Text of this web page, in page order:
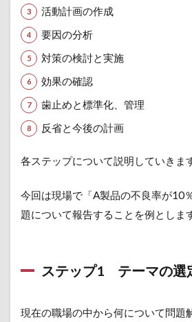
3 活
動計
画の
ステ
4 要
因の
分析
2.5
5 対
策の
2.6
6 効
活動計画の作成
要因の分析
対策の検討と実施
効果の確認
歯止めと標準化、管理
反省と今後の計画
各ステップについて説明していきま
今回は現場で「A製品の不良率が10
題について報告することを例としま
ステップ1 テーマの選
現在の職場の中から何について問題